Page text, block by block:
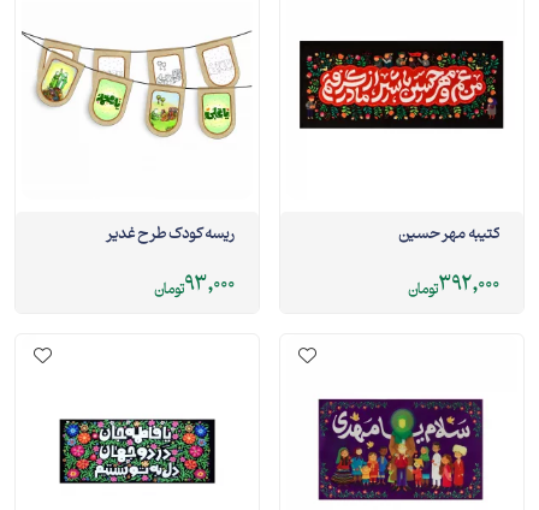
کتیبه مهر حسین
392,000تومان
ریسه کودک طرح غدیر
93,000تومان